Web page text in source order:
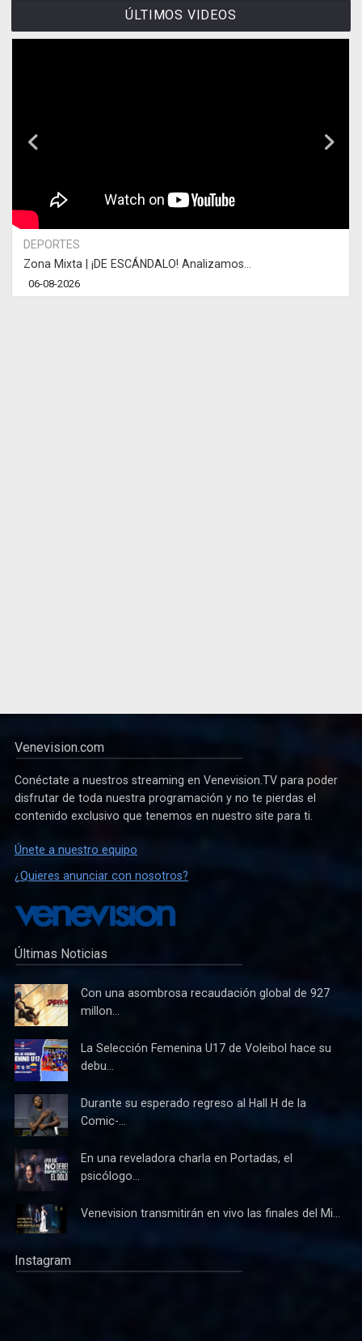
ÚLTIMOS VIDEOS
DEPORTES
Zona Mixta | ¡DE ESCÁNDALO! Analizamos...
06-08-2026
Venevision.com
Conéctate a nuestros streaming en Venevision.TV para poder
disfrutar de toda nuestra programación y no te pierdas el
contenido exclusivo que tenemos en nuestro site para ti.
Únete a nuestro equipo
¿Quieres anunciar con nosotros?
Últimas Noticias
Con una asombrosa recaudación global de 927
millon...
La Selección Femenina U17 de Voleibol hace su
debu...
Durante su esperado regreso al Hall H de la
Comic-...
En una reveladora charla en Portadas, el
psicólogo...
Venevision transmitirán en vivo las finales del Mi...
Instagram